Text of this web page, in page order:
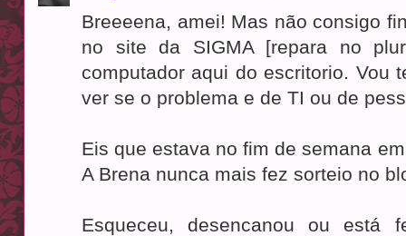
Breeeena, amei! Mas não consigo
no site da SIGMA [repara no
computador aqui do escritorio. Vou
ver se o problema e de TI ou de
Eis que estava no fim de semana
A Brena nunca mais fez sorteio no
Esqueceu, desencanou ou está